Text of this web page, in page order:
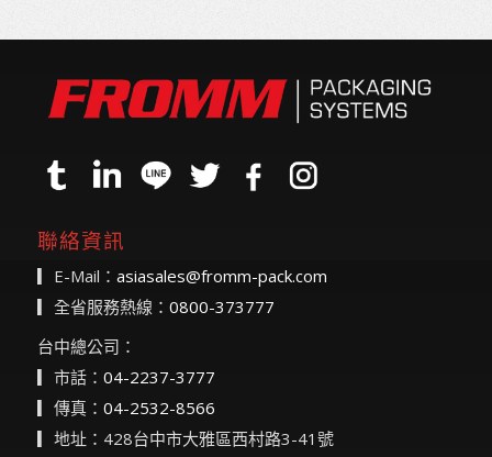
聯絡資訊
▎E-Mail： asiasales@fromm-pack.com
▎全省服務熱線： 0800-373777
台中總公司：
▎市話： 04-2237-3777
▎傳真： 04-2532-8566
▎地址：428台中市大雅區西村路3-41號